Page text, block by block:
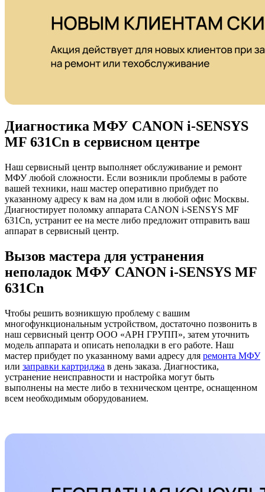
Диагностика МФУ CANON i-SENSYS
MF 631Cn в сервисном центре
Наш сервисный центр выполняет обслуживание и ремонт
МФУ любой сложности. Если возникли проблемы в работе
вашей техники, наш мастер оперативно прибудет по
указанному адресу к вам на дом или в любой офис Москвы.
Диагностирует поломку аппарата CANON i-SENSYS MF
631Cn, устранит ее на месте либо предложит отправить ваш
аппарат в сервисный центр.
Вызов мастера для устранения
неполадок МФУ CANON i-SENSYS MF
631Cn
Чтобы решить возникшую проблему с вашим
многофункциональным устройством, достаточно позвонить в
наш сервисный центр ООО «АРН ГРУПП», затем уточнить
модель аппарата и описать неполадки в его работе. Наш
мастер прибудет по указанному вами адресу для ремонта МФУ
или заправки картриджа в день заказа. Диагностика,
устранение неисправности и настройка могут быть
выполнены на месте либо в техническом центре, оснащенном
всем необходимым оборудованием.